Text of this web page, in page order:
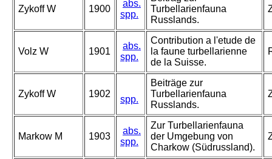
Zykoff W 1900
abs.
spp.
Turbellarienfauna
Russlands.
Volz W 1901
abs.
spp.
Contribution a l'etude de
la faune turbellarienne
de la Suisse.
Zykoff W 1902
spp.
Beiträge zur
Turbellarienfauna
Russlands.
Markow M 1903
abs.
spp.
Zur Turbellarienfauna
der Umgebung von
Charkow (Südrussland).